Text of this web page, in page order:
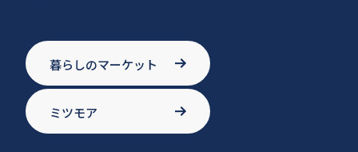
暮らしのマーケット
ミツモア